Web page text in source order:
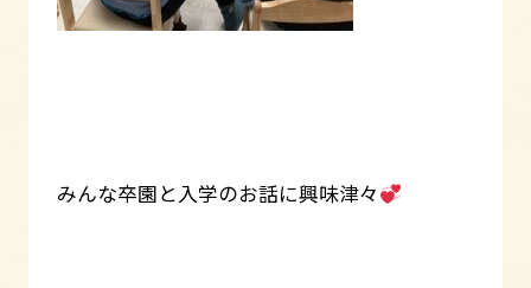
みんな卒園と入学のお話に興味津々